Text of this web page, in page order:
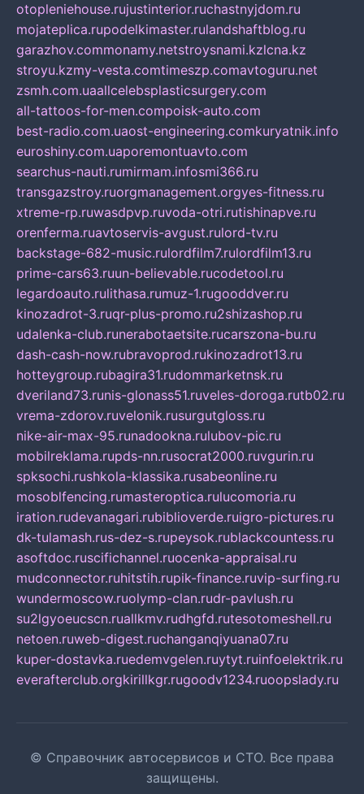
otopleniehouse.rujustinterior.ruchastnyjdom.ru
mojateplica.rupodelkimaster.rulandshaftblog.ru
garazhov.commonamy.netstroysnami.kzlcna.kz
stroyu.kzmy-vesta.comtimeszp.comavtoguru.net
zsmh.com.uaallcelebsplasticsurgery.com
all-tattoos-for-men.compoisk-auto.com
best-radio.com.uaost-engineering.comkuryatnik.info
euroshiny.com.uaporemontuavto.com
searchus-nauti.rumirmam.infosmi366.ru
transgazstroy.ruorgmanagement.orgyes-fitness.ru
xtreme-rp.ruwasdpvp.ruvoda-otri.rutishinapve.ru
orenferma.ruavtoservis-avgust.rulord-tv.ru
backstage-682-music.rulordfilm7.rulordfilm13.ru
prime-cars63.ruun-believable.rucodetool.ru
legardoauto.rulithasa.rumuz-1.rugooddver.ru
kinozadrot-3.ruqr-plus-promo.ru2shizashop.ru
udalenka-club.runerabotaetsite.rucarszona-bu.ru
dash-cash-now.rubravoprod.rukinozadrot13.ru
hotteygroup.rubagira31.rudommarketnsk.ru
dveriland73.runis-glonass51.ruveles-doroga.rutb02.ru
vrema-zdorov.ruvelonik.rusurgutgloss.ru
nike-air-max-95.runadookna.rulubov-pic.ru
mobilreklama.rupds-nn.rusocrat2000.ruvgurin.ru
spksochi.rushkola-klassika.rusabeonline.ru
mosoblfencing.rumasteroptica.rulucomoria.ru
iration.rudevanagari.rubiblioverde.ruigro-pictures.ru
dk-tulamash.rus-dez-s.rupeysok.rublackcountess.ru
asoftdoc.ruscifichannel.ruocenka-appraisal.ru
mudconnector.ruhitstih.rupik-finance.ruvip-surfing.ru
wundermoscow.ruolymp-clan.rudr-pavlush.ru
su2lgyoeucscn.ruallkmv.rudhgfd.rutesotomeshell.ru
netoen.ruweb-digest.ruchanganqiyuana07.ru
kuper-dostavka.ruedemvgelen.ruytyt.ruinfoelektrik.ru
everafterclub.orgkirillkgr.rugoodv1234.ruoopslady.ru
© Справочник автосервисов и СТО. Все права
защищены.